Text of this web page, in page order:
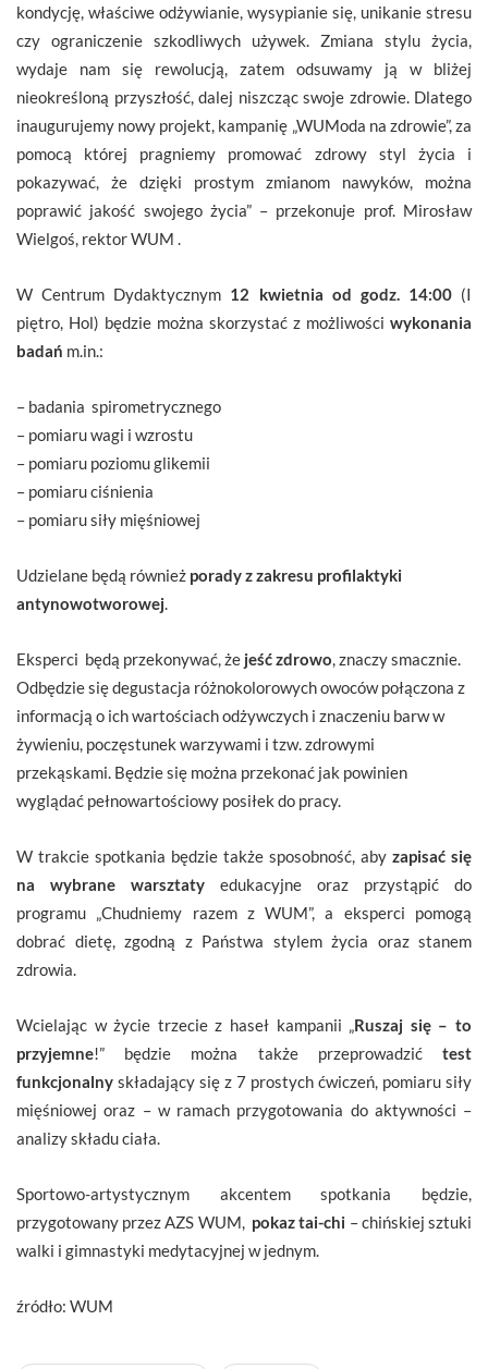
kondycję, właściwe odżywianie, wysypianie się, unikanie stresu
czy ograniczenie szkodliwych używek. Zmiana stylu życia,
wydaje nam się rewolucją, zatem odsuwamy ją w bliżej
nieokreśloną przyszłość, dalej niszcząc swoje zdrowie. Dlatego
inaugurujemy nowy projekt, kampanię „WUModa na zdrowie”, za
pomocą której pragniemy promować zdrowy styl życia i
pokazywać, że dzięki prostym zmianom nawyków, można
poprawić jakość swojego życia” – przekonuje prof. Mirosław
Wielgoś, rektor WUM .
W Centrum Dydaktycznym 12 kwietnia od godz. 14:00(I
piętro, Hol) będzie można skorzystać z możliwości wykonania
badań m.in.:
– badania spirometrycznego
– pomiaru wagi i wzrostu
– pomiaru poziomu glikemii
– pomiaru ciśnienia
– pomiaru siły mięśniowej
Udzielane będą również porady z zakresu profilaktyki
antynowotworowej
Eksperci będą przekonywać, że jeść zdrowo , znaczy smacznie.
Odbędzie się degustacja różnokolorowych owoców połączona z
informacją o ich wartościach odżywczych i znaczeniu barw w
żywieniu, poczęstunek warzywami i tzw. zdrowymi
przekąskami. Będzie się można przekonać jak powinien
wyglądać pełnowartościowy posiłek do pracy.
W trakcie spotkania będzie także sposobność, aby zapisać się
na wybrane warsztaty edukacyjne oraz przystąpić do
programu „Chudniemy razem z WUM”, a eksperci pomogą
dobrać dietę, zgodną z Państwa stylem życia oraz stanem
zdrowia.
Wcielając w życie trzecie z haseł kampanii „ Ruszaj się – to
przyjemne!” będzie można także przeprowadzić test
funkcjonalny składający się z 7 prostych ćwiczeń, pomiaru siły
mięśniowej oraz – w ramach przygotowania do aktywności –
analizy składu ciała.
Sportowo-artystycznym akcentem spotkania będzie,
przygotowany przez AZS WUM, pokaz tai-chi – chińskiej sztuki
walki i gimnastyki medytacyjnej w jednym.
źródło: WUM